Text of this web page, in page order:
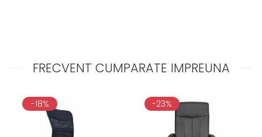
FRECVENT CUMPARATE IMPREUNA
-18% -23%